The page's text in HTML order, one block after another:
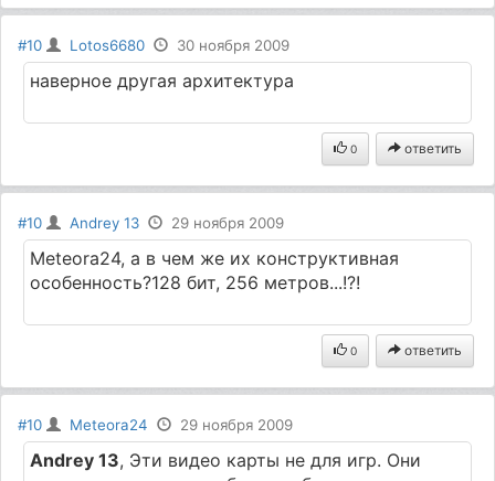
#10 Lotos6680 30 ноября 2009
наверное другая архитектура
0 ответить
#10 Andrey 13 29 ноября 2009
Meteora24, а в чем же их конструктивная
особенность?128 бит, 256 метров...!?!
0 ответить
#10 Meteora24 29 ноября 2009
Andrey 13, Эти видео карты не для игр. Они